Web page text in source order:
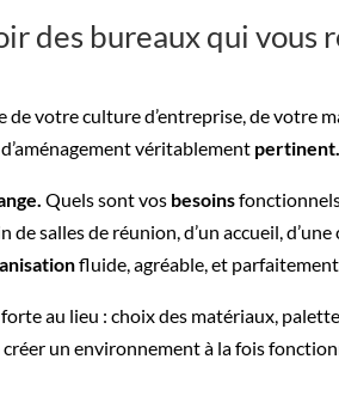
des bureaux qui vous
de votre culture d’entreprise, de votre
véritablement pertinent.
Quels sont vos besoins
salles de réunion, d’un accueil,
fluide, agréable, et
forte au lieu : choix des matériaux,
un environnement à la fois